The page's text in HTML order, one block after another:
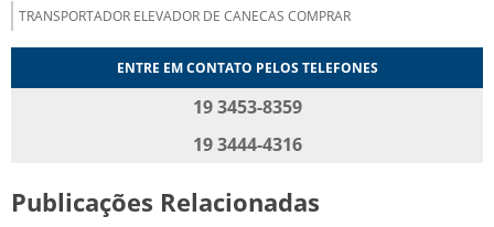
TRANSPORTADOR ELEVADOR DE CANECAS COMPRAR
ENTRE EM CONTATO PELOS TELEFONES
19 3453-8359
19 3444-4316
Publicações Relacionadas